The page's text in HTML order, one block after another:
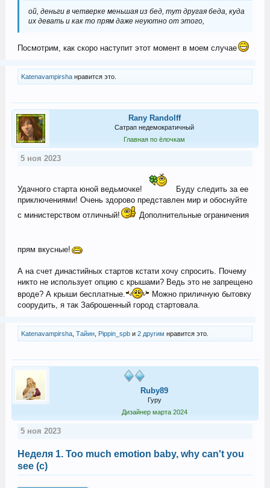
ой, деньги в четверке меньшая из бед, тут другая беда, куда
их девать и как то прям даже неуютно от этого,
Посмотрим, как скоро наступит этот момент в моем случае
Katenavampirshaнравится это.
Rany Randolff
Сатрап недемократичный
Главная по ёлочкам
5 ноя 2023
Удачного старта юной ведьмочке!
Буду следить за ее
приключениями! Очень здорово представлен мир и обоснуйте
с министерством отличный!
Дополнительные ограничения
прям вкусные!
А на счет династийных стартов кстати хочу спросить. Почему
никто не использует опцию с крышами? Ведь это не запрещено
вроде? А крыши бесплатные.
Можно приличную бытовку
соорудить, я так Заброшенный город стартовала.
Katenavampirsha, Тайин, Pippin_spbи 2 другим нравится это.
Ruby89
Гуру
Дизайнер марта 2024
5 ноя 2023
Неделя 1. Too much emotion baby, why can't you
see (c)